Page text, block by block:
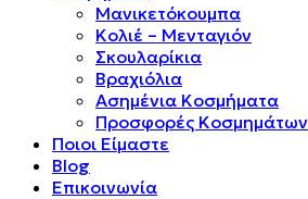
Μανικετόκουμπα
Κολιέ – Μενταγιόν
Σκουλαρίκια
Βραχιόλια
Ασημένια Κοσμήματα
Προσφορές Κοσμημάτων
Ποιοι Είμαστε
Blog
Επικοινωνία